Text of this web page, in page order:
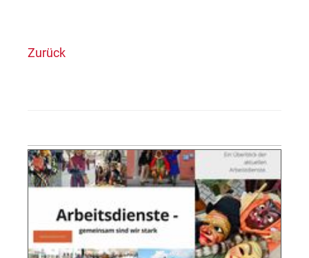
Zurück